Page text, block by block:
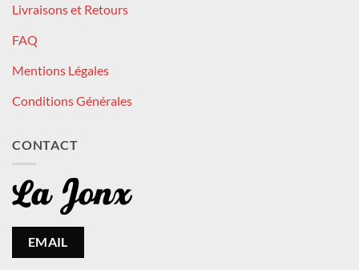
Livraisons et Retours
FAQ
Mentions Légales
Conditions Générales
CONTACT
EMAIL